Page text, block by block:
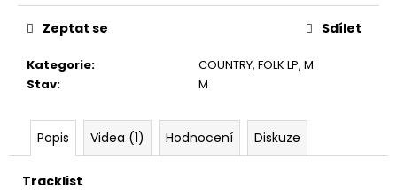
Kategorie: COUNTRY, FOLK LP, M
Stav: M
Zeptat se Sdílet
Popis Videa (1) Hodnocení Diskuze
Tracklist
ARMAGEDDON
LP
Kč
Původně:
450